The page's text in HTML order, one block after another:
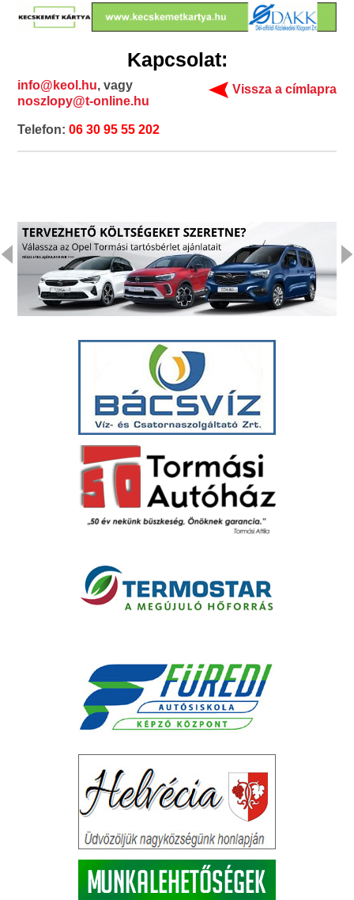
Kapcsolat:
Vissza a címlapra
info@keol.hu, vagy
noszlopy@t-online.hu
Telefon: 06 30 95 55 202